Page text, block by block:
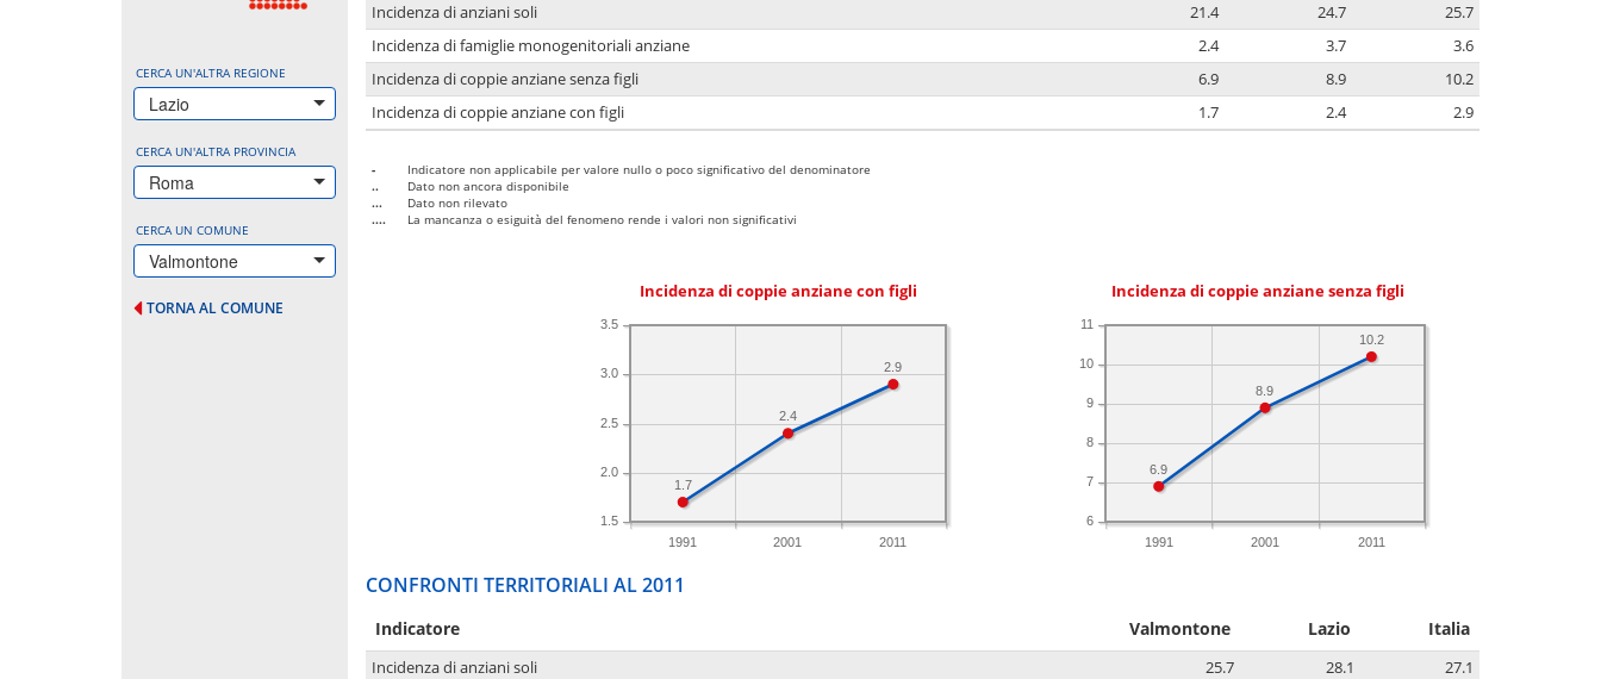
CERCA UN'ALTRA REGIONE
Lazio
CERCA UN'ALTRA PROVINCIA
Roma
CERCA UN COMUNE
Valmontone
TORNA AL COMUNE
Incidenza di anziani soli 21.4 24.7
25.7
Incidenza di famiglie monogenitoriali anziane
2.4 3.7
3.6
Incidenza di coppie anziane senza figli
6.9 8.9
10.2
Incidenza di coppie anziane con figli
1.7 2.4 2.9
-
Indicatore non applicabile per valore nullo o poco significativo del denominatore
..
Dato non ancora disponibile
...
Dato non rilevato
....
La mancanza o esiguità del fenomeno rende i valori non significativi
Incidenza di coppie anziane con figli
1991 2001 2011
1.5
2.0
2.5
3.0
3.5
2.9
2.4
1.7
Incidenza di coppie anziane senza figli
1991 2001 2011
6
7
8
9
10
11
10.2
8.9
6.9
CONFRONTI TERRITORIALI AL 2011
Indicatore Valmontone Lazio Italia
Incidenza di anziani soli 25.7 28.1
27.1